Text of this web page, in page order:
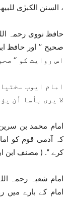
، السنن الکبرٰی للبیھقی ، 253/2 ،
اس روایت کو ‘‘
امام ایوب
لا یری بأسا أن
امام محمد بن
کہ آدمی قوم کو
کرے ’’. ( مصنف ابن ابی شیبة ،
امام شعبہ رحمہ
امام کے بارے میں